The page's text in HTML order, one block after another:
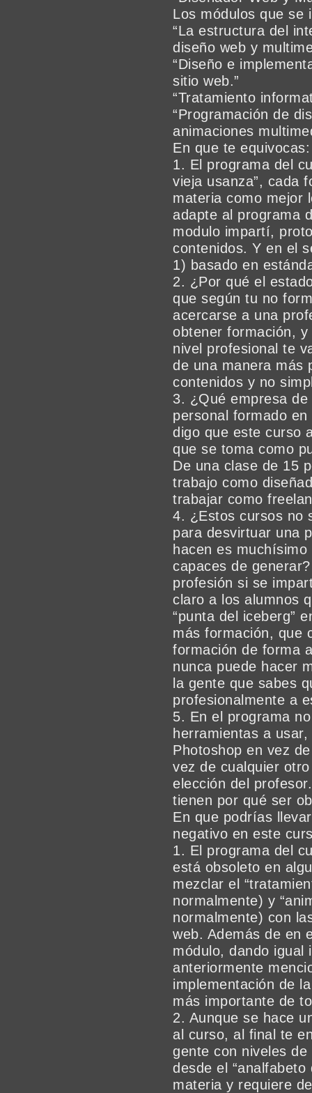
Los módulos que se
“La estructura del
diseño web y
“Diseño e
sitio web.”
“Tratamiento
“Programación de
animaciones
En que te equivocas:
1. El programa del
vieja usanza”, cada
materia como mejor
adapte al programa
modulo impartí,
contenidos. Y en el
1) basado en
2. ¿Por qué el
que según tu no
acercarse a una
obtener formación,
nivel profesional te
de una manera más
contenidos y no
3. ¿Qué empresa
personal formado
digo que este curso
que se toma como
De una clase de 15
trabajo como
trabajar como
4. ¿Estos cursos no
para desvirtuar una
hacen es
capaces de
profesión si se
claro a los alumnos
“punta del iceberg”
más formación, que
formación de forma
nunca puede hacer
la gente que sabes
profesionalmente a
5. En el programa
herramientas a
Photoshop en vez
vez de cualquier
elección del
tienen por qué ser
En que podrías
negativo en este
1. El programa del
está obsoleto en
mezclar el
normalmente) y
normalmente) con
web. Además de en
módulo, dando igual
anteriormente
implementación de
más importante de
2. Aunque se hace
al curso, al final te
gente con niveles
desde el “analfabeto
materia y requiere